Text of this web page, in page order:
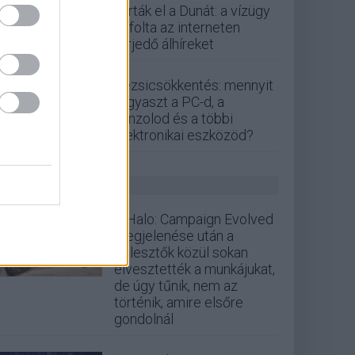
zárták el a Dunát: a vízügy
cáfolta az interneten
terjedő álhíreket
Rezsicsökkentés: mennyit
fogyaszt a PC-d, a
konzolod és a többi
elektronikai eszközöd?
A Halo: Campaign Evolved
megjelenése után a
fejlesztők közül sokan
elvesztették a munkájukat,
de úgy tűnik, nem az
történik, amire elsőre
gondolnál